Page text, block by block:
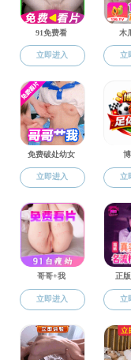
当前位置: 杏吧
冶金工
一级学科硕
金属资源综
和稀土资源
金资源协同